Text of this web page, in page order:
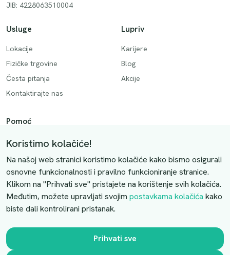
JIB: 4228063510004
Usluge
Lokacije
Fizičke trgovine
Česta pitanja
Kontaktirajte nas
Lupriv
Karijere
Blog
Akcije
Pomoć
Način plaćanja
Dostava
Povrati i otkazivanje
Uslovi kupovine
Kontaktirajte nas
Slobodno nas kontaktirajte putem e-maila:
Koristimo kolačiće!
Na našoj web stranici koristimo kolačiće kako bismo osigurali
osnovne funkcionalnosti i pravilno funkcioniranje stranice.
Klikom na "Prihvati sve" pristajete na korištenje svih kolačića.
Međutim, možete upravljati svojim postavkama kolačića kako
biste dali kontrolirani pristanak.
Prihvati sve